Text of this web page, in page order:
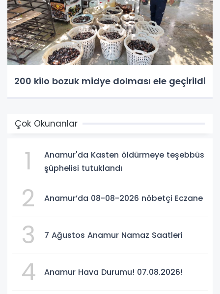
200 kilo bozuk midye dolması ele geçirildi
Çok Okunanlar
1
Anamur'da Kasten öldürmeye teşebbüs
şüphelisi tutuklandı
2 Anamur’da 08-08-2026 nöbetçi Eczane
3 7 Ağustos Anamur Namaz Saatleri
4 Anamur Hava Durumu! 07.08.2026!